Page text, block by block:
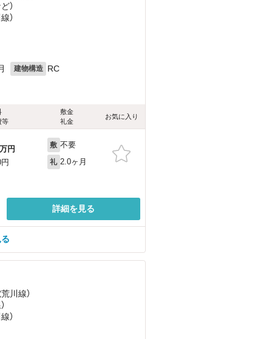
）
）
建物構造 RC
等
敷金
礼金
お気に入り
円
敷 不要
礼 2.0ヶ月
詳細を見る
川線）
）